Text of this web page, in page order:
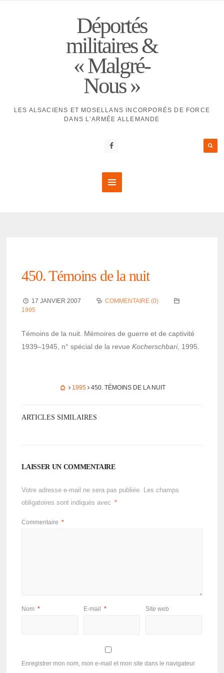
Déportés
militaires &
« Malgré-
Nous »
LES ALSACIENS ET MOSELLANS INCORPORÉS DE FORCE
DANS L'ARMÉE ALLEMANDE
450. Témoins de la nuit
17 JANVIER 2007
COMMENTAIRE (0)
1995
Témoins de la nuit. Mémoires de guerre et de capti­vité
1939–1945, n° spécial de la revueKocher­sch­bari, 1995.
1995 450. TÉMOINS DE LA NUIT
ARTICLES SIMILAIRES
LAISSER UN COMMENTAIRE
Votre adresse e-mail ne sera pas publiée. Les champs
obligatoires sont indiqués avec
*
Commentaire *
Nom * E-mail * Site web
Enregistrer mon nom, mon e-mail et mon site dans le navigateur